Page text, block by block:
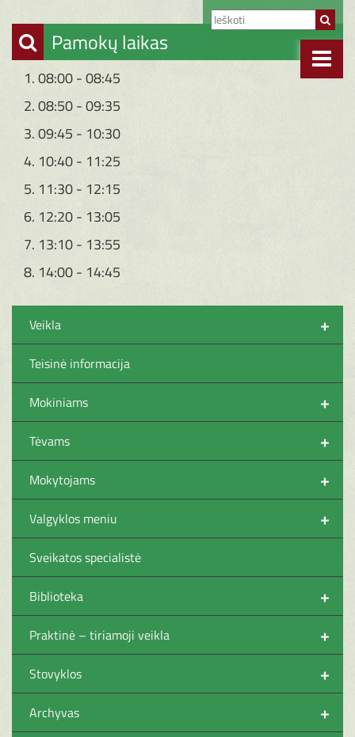
Pamokų laikas
1. 08:00 - 08:45
2. 08:50 - 09:35
3. 09:45 - 10:30
4. 10:40 - 11:25
5. 11:30 - 12:15
6. 12:20 - 13:05
7. 13:10 - 13:55
8. 14:00 - 14:45
+
Veikla
Teisinė informacija
+
Mokiniams
+
Tėvams
+
Mokytojams
+
Valgyklos meniu
Sveikatos specialistė
+
Biblioteka
+
Praktinė – tiriamoji veikla
+
Stovyklos
+
Archyvas